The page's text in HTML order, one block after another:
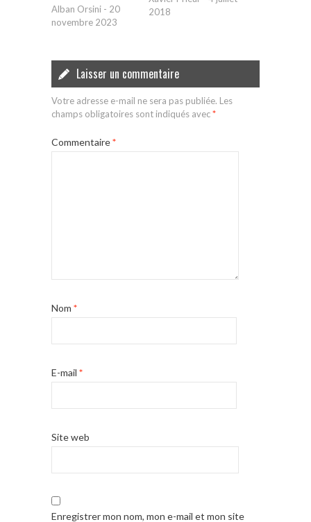
Alban Orsini - 20
novembre 2023
2018
Laisser un commentaire
Votre adresse e-mail ne sera pas publiée. Les
champs obligatoires sont indiqués avec*
Commentaire*
Nom *
E-mail *
Site web
Enregistrer mon nom, mon e-mail et mon site